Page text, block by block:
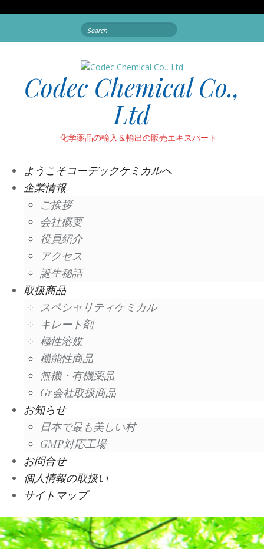
Codec Chemical Co.,
Ltd
化学薬品の輸入＆輸出の販売エキスパート
ようこそコーデックケミカルへ
企業情報
ご挨拶
会社概要
役員紹介
アクセス
誕生秘話
取扱商品
スペシャリティケミカル
キレート剤
極性溶媒
機能性商品
無機・有機薬品
Gr会社取扱商品
お知らせ
日本で最も美しい村
GMP対応工場
お問合せ
個人情報の取扱い
サイトマップ